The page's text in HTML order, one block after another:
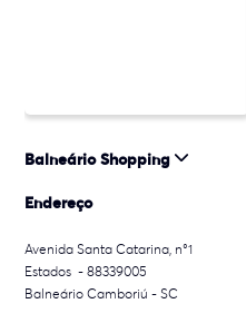
Balneário Shopping
Endereço
Avenida Santa Catarina, n°1
Estados - 88339005
Balneário Camboriú - SC